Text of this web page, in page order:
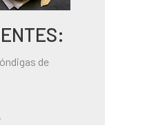
de